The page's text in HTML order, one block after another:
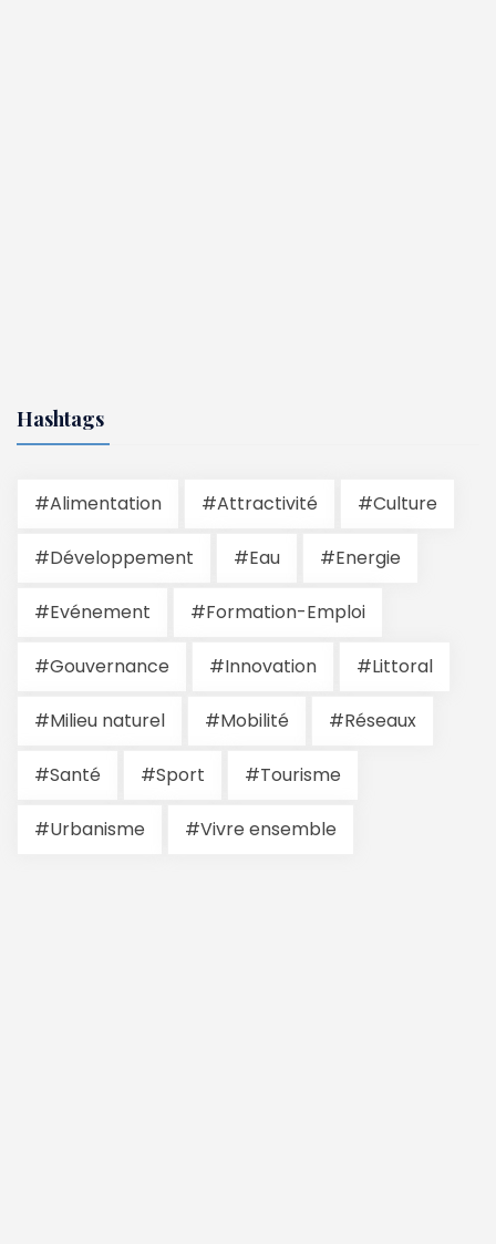
Hashtags
#Alimentation #Attractivité #Culture
#Développement #Eau #Energie
#Evénement #Formation-Emploi
#Gouvernance #Innovation #Littoral
#Milieu naturel #Mobilité #Réseaux
#Santé #Sport #Tourisme
#Urbanisme #Vivre ensemble